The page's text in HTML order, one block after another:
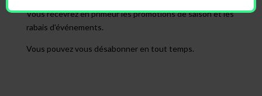
Vous recevrez en primeur les promotions de saison et les
rabais d'événements.
Vous pouvez vous désabonner en tout temps.